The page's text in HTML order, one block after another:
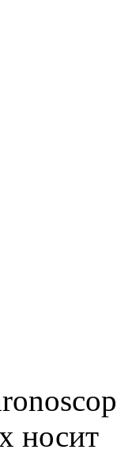
носит